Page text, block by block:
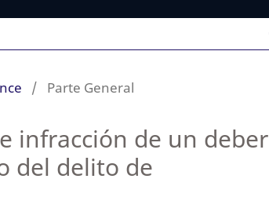
/ Parte General
infracción de un deber
del delito de